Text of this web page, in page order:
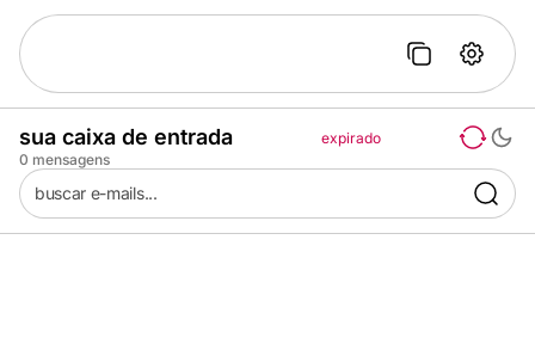
sua caixa de entrada
expirado
0 mensagens